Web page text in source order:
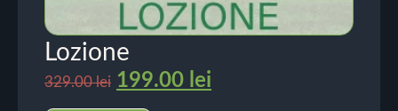
Lozione
329.00lei 199.00 lei